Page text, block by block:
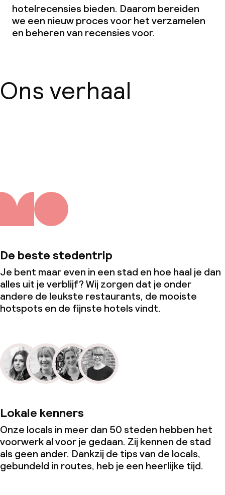
hotelrecensies bieden. Daarom bereiden
we een nieuw proces voor het verzamelen
en beheren van recensies voor.
Ons verhaal
De beste stedentrip
Je bent maar even in een stad en hoe haal je dan
alles uit je verblijf? Wij zorgen dat je onder
andere de leukste restaurants, de mooiste
hotspots en de fijnste hotels vindt.
Lokale kenners
Onze locals in meer dan 50 steden hebben het
voorwerk al voor je gedaan. Zij kennen de stad
als geen ander. Dankzij de tips van de locals,
gebundeld in routes, heb je een heerlijke tijd.